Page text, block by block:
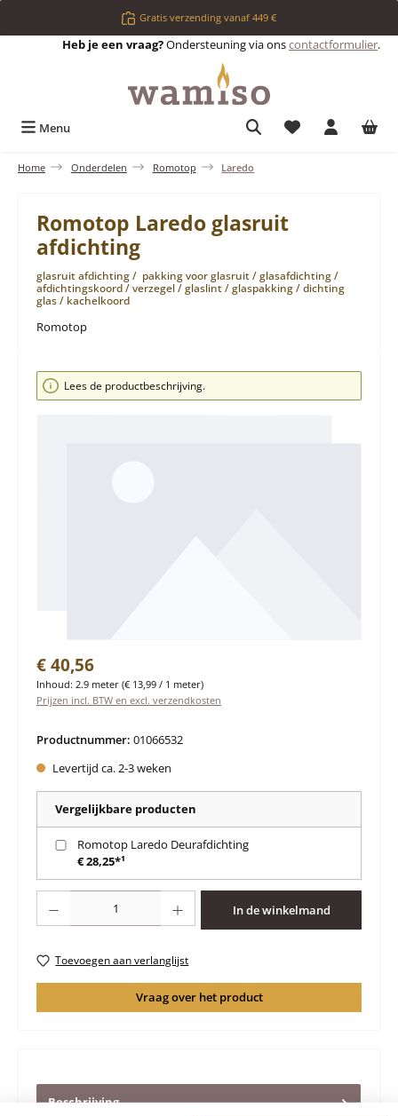
Ga naar de hoofdinhoudGratis verzending vanaf 449 €
Heb je een vraag?Ondersteuning via onscontactformulier.
Menu Je hebt 0 items
Home Onderdelen Romotop Laredo
Romotop Laredo glasruit
afdichting
glasruit afdichting / pakking voor glasruit / glasafdichting /
afdichtingskoord / verzegel / glaslint / glaspakking / dichting
glas / kachelkoord
Romotop
Afbeeldingengalerij overslaan
Lees de productbeschrijving.
Normale prijs:
€ 40,56
Inhoud: 2.9 meter (€ 13,99 / 1 meter)
Prijzen incl. BTW en excl. verzendkosten
Productnummer: 01066532
Levertijd ca. 2-3 weken
Vergelijkbare producten
Romotop Laredo Deurafdichting
€ 28,25*¹
In de winkelmand
Toevoegen aan verlanglijst
Vraag over het product
Beschrijving